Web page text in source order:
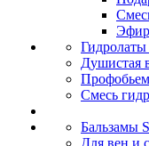
Душистая
Смесь
Бальзамы
Для вен и